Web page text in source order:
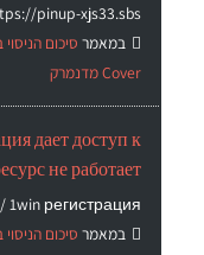
pinup-xjs33.sbs/ /
במאמר
Cover מדנמרק
дает доступ к
не работает.
1win регистрация /
במאמר